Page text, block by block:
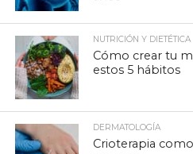
NUTRICIÓN Y DIETÉTICA
Cómo crear tu
estos 5 hábitos
DERMATOLOGÍA
Crioterapia